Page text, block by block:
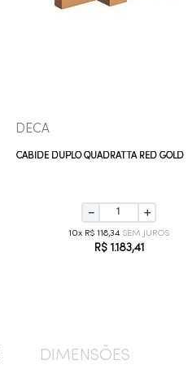
DECA
CABIDE DUPLO QUADRATTA RED GOLD
＋
－
10 R$ 118,34
R$ 1 .183,41
DIMENSÕES